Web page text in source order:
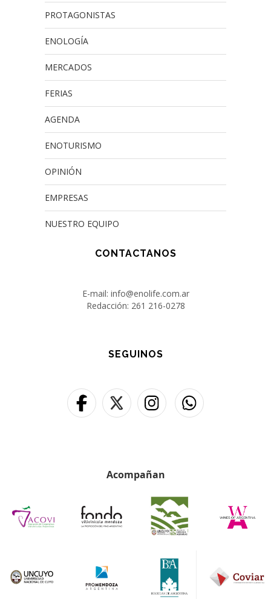
PROTAGONISTAS
ENOLOGÍA
MERCADOS
FERIAS
AGENDA
ENOTURISMO
OPINIÓN
EMPRESAS
NUESTRO EQUIPO
CONTACTANOS
E-mail: info@enolife.com.ar
Redacción: 261 216-0278
SEGUINOS
Acompañan